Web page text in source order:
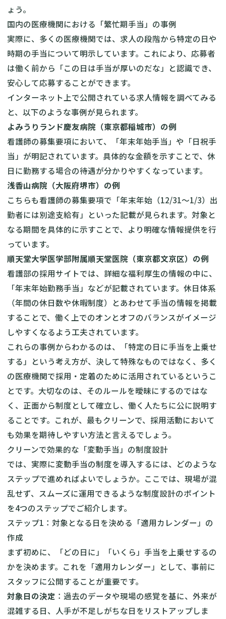
ょう。
国内の医療機関における「繁忙期手当」の事例
実際に、多くの医療機関では、求人の段階から特定の日や
時期の手当について明示しています。これにより、応募者
は働く前から「この日は手当が厚いのだな」と認識でき、
安心して応募することができます。
インターネット上で公開されている求人情報を調べてみる
と、以下のような事例が見られます。
よみうりランド慶友病院（東京都稲城市）の例
看護師の募集要項において、「年末年始手当」や「日祝手
当」が明記されています。具体的な金額を示すことで、休
日に勤務する場合の待遇が分かりやすくなっています。
浅香山病院（大阪府堺市）の例
こちらも看護師の募集要項で「年末年始（12/31〜1/3）出
勤者には別途支給有」といった記載が見られます。対象と
なる期間を具体的に示すことで、より明確な情報提供を行
っています。
順天堂大学医学部附属順天堂医院（東京都文京区）の例
看護部の採用サイトでは、詳細な福利厚生の情報の中に、
「年末年始勤務手当」などが記載されています。休日体系
（年間の休日数や休暇制度）とあわせて手当の情報を掲載
することで、働く上でのオンとオフのバランスがイメージ
しやすくなるよう工夫されています。
これらの事例からわかるのは、「特定の日に手当を上乗せ
する」という考え方が、決して特殊なものではなく、多く
の医療機関で採用・定着のために活用されているというこ
とです。大切なのは、そのルールを曖昧にするのではな
く、正面から制度として確立し、働く人たちに公に説明す
ることです。これが、最もクリーンで、採用活動において
も効果を期待しやすい方法と言えるでしょう。
クリーンで効果的な「変動手当」の制度設計
では、実際に変動手当の制度を導入するには、どのような
ステップで進めればよいでしょうか。ここでは、現場が混
乱せず、スムーズに運用できるような制度設計のポイント
を4つのステップでご紹介します。
ステップ1：対象となる日を決める「適用カレンダー」の
作成
まず初めに、「どの日に」「いくら」手当を上乗せするの
かを決めます。これを「適用カレンダー」として、事前に
スタッフに公開することが重要です。
対象日の決定 ：過去のデータや現場の感覚を基に、外来が
混雑する日、人手が不足しがちな日をリストアップしま